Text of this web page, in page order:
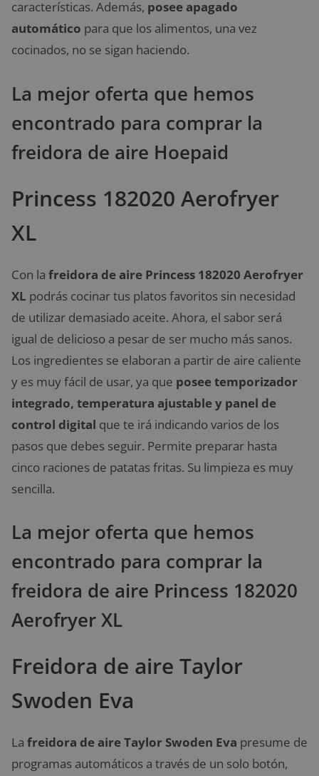
características. Además, posee apagado
automático para que los alimentos, una vez
cocinados, no se sigan haciendo.
La mejor oferta que hemos
encontrado para comprar la
freidora de aire Hoepaid
Princess 182020 Aerofryer
XL
Con la freidora de aire Princess 182020 Aerofryer
XL podrás cocinar tus platos favoritos sin necesidad
de utilizar demasiado aceite. Ahora, el sabor será
igual de delicioso a pesar de ser mucho más sanos.
Los ingredientes se elaboran a partir de aire caliente
y es muy fácil de usar, ya que posee temporizador
integrado, temperatura ajustable y panel de
control digital que te irá indicando varios de los
pasos que debes seguir. Permite preparar hasta
cinco raciones de patatas fritas. Su limpieza es muy
sencilla.
La mejor oferta que hemos
encontrado para comprar la
freidora de aire Princess 182020
Aerofryer XL
Freidora de aire Taylor
Swoden Eva
La freidora de aire Taylor Swoden Eva presume de
programas automáticos a través de un solo botón,